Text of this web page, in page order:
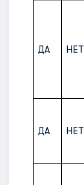
ДА НЕТ
ДА НЕТ